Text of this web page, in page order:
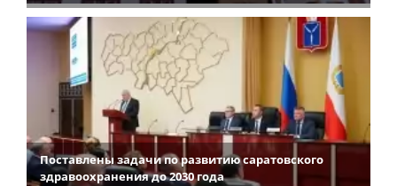
Поставлены задачи по развитию саратовского
здравоохранения до 2030 года